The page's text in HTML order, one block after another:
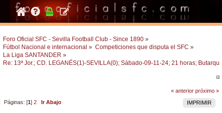
Foro Oficial SFC - Sevilla Football Club - Since 1890 »
Fútbol Nacional e internacional » Competiciones que disputa el SFC »
La Liga SANTANDER »
Re: 13ª Jor.; CD. LEGANÉS(1)-SEVILLA(0); Sábado-09-11-24; 21 horas;
« anterior próximo »
IMPRIMIR
Páginas: [1]2 Ir Abajo